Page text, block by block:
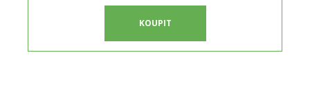
KOUPIT